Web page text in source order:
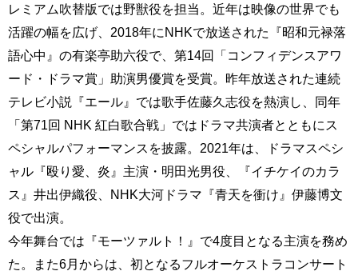
レミアム吹替版では野獣役を担当。近年は映像の世界でも
活躍の幅を広げ、2018年にNHKで放送された『昭和元禄落
語心中』の有楽亭助六役で、第14回「コンフィデンスアワ
ード・ドラマ賞」助演男優賞を受賞。昨年放送された連続
テレビ小説『エール』では歌手佐藤久志役を熱演し、同年
「第71回 NHK 紅白歌合戦」ではドラマ共演者とともにス
ペシャルパフォーマンスを披露。2021年は、ドラマスペシ
ャル『殴り愛、炎』主演・明田光男役、『イチケイのカラ
ス』井出伊織役、NHK大河ドラマ『青天を衝け』伊藤博文
役で出演。
今年舞台では『モーツァルト！』で4度目となる主演を務め
た。また6月からは、初となるフルオーケストラコンサート